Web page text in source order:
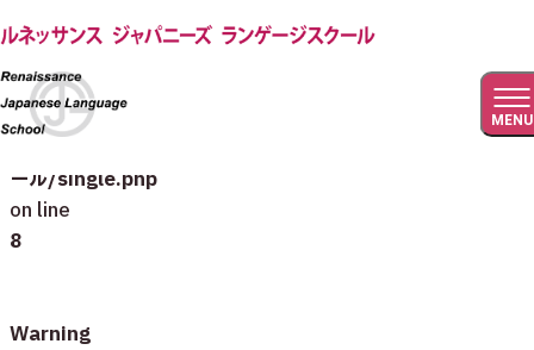
: Undefined array key 0 in
/home/hayashimedi/gj-rjs.jp/public_html/wp-
ール/single.php
on line
8
Warning
MENU